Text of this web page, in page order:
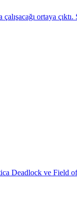
ortaya
Deadlock ve